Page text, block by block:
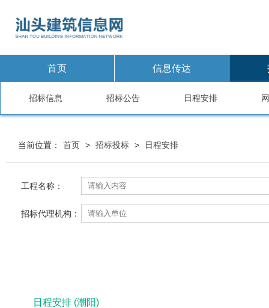
首页 信息传达
招标信息 招标公告 日程安排
当前位置： 首页 > 招标投标 > 日程安排
工程名称：
招标代理机构：
日程安排 (潮阳)